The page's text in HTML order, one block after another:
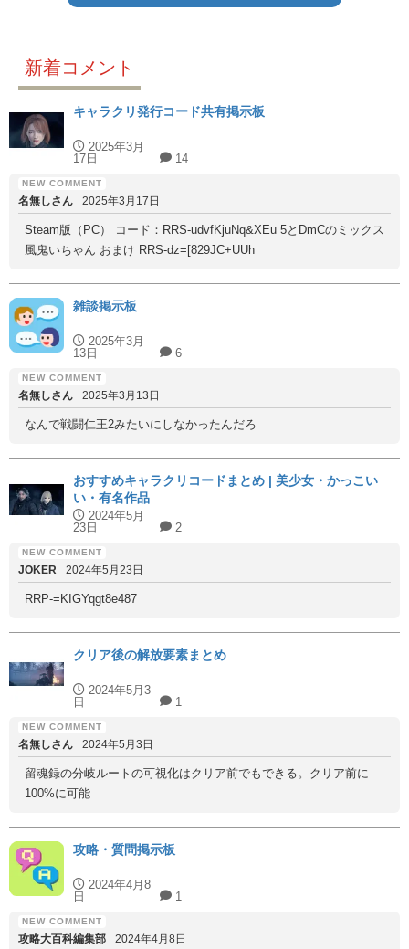
新着コメント
キャラクリ発行コード共有掲示板
2025年3月
17日
14
名無しさん 2025年3月17日
Steam版（PC） コード：RRS-udvfKjuNq&XEu 5とDmCのミックス
風鬼いちゃん おまけ RRS-dz=[829JC+UUh
雑談掲示板
2025年3月
13日
6
名無しさん 2025年3月13日
なんで戦闘仁王2みたいにしなかったんだろ
おすすめキャラクリコードまとめ | 美少女・かっこい
い・有名作品
2024年5月
23日
2
JOKER 2024年5月23日
RRP-=KIGYqgt8e487
クリア後の解放要素まとめ
2024年5月3
日
1
名無しさん 2024年5月3日
留魂録の分岐ルートの可視化はクリア前でもできる。クリア前に
100%に可能
攻略・質問掲示板
2024年4月8
日
1
攻略大百科編集部 2024年4月8日